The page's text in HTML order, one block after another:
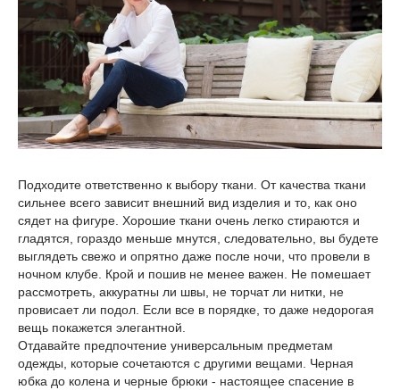
Подходите ответственно к выбору ткани. От качества ткани
сильнее всего зависит внешний вид изделия и то, как оно
сядет на фигуре. Хорошие ткани очень легко стираются и
гладятся, гораздо меньше мнутся, следовательно, вы будете
выглядеть свежо и опрятно даже после ночи, что провели в
ночном клубе. Крой и пошив не менее важен. Не помешает
рассмотреть, аккуратны ли швы, не торчат ли нитки, не
провисает ли подол. Если все в порядке, то даже недорогая
вещь покажется элегантной.
Отдавайте предпочтение универсальным предметам
одежды, которые сочетаются с другими вещами. Черная
юбка до колена и черные брюки - настоящее спасение в